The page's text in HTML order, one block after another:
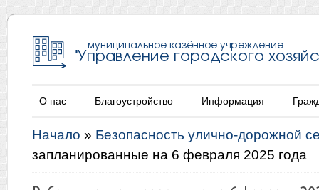
О нас Благоустройство Информация
Начало » Безопасность улично-дорожной
запланированные на 6 февраля 2025 года